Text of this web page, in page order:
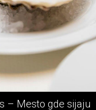
Putovanje